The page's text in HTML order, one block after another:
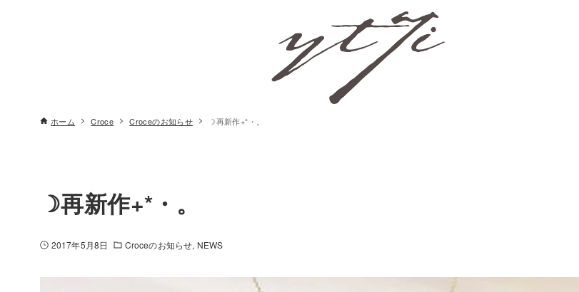
ホーム Croce Croceのお知らせ ☽再新作+*・。
☽再新作+*・。
2017年5月8日 Croceのお知らせ NEWS